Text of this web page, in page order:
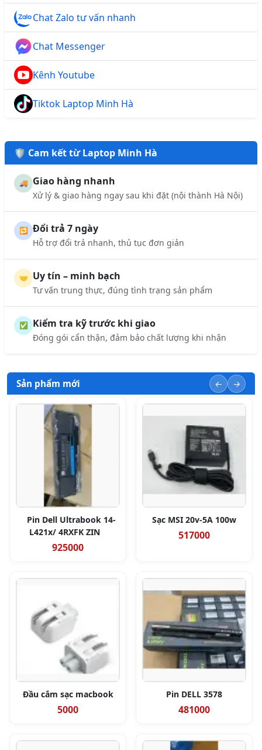
Chat Zalo tư vấn nhanh
Chat Messenger
Kênh Youtube
Tiktok Laptop Minh Hà
🛡️ Cam kết từ Laptop Minh Hà
🚚 Giao hàng nhanh
Xử lý & giao hàng ngay sau khi đặt (nội thành Hà Nội)
🔁 Đổi trả 7 ngày
Hỗ trợ đổi trả nhanh, thủ tục đơn giản
🤝 Uy tín – minh bạch
Tư vấn trung thực, đúng tình trạng sản phẩm
✅ Kiểm tra kỹ trước khi giao
Đóng gói cẩn thận, đảm bảo chất lượng khi nhận
Sản phẩm mới
Pin Dell Ultrabook 14-
L421x/ 4RXFK ZIN
925000
Sạc MSI 20v-5A 100w
517000
Đầu cắm sạc macbook
5000
Pin DELL 3578
481000